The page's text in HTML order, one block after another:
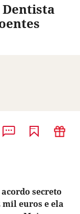
Dentista
secreto
mil euros e ela